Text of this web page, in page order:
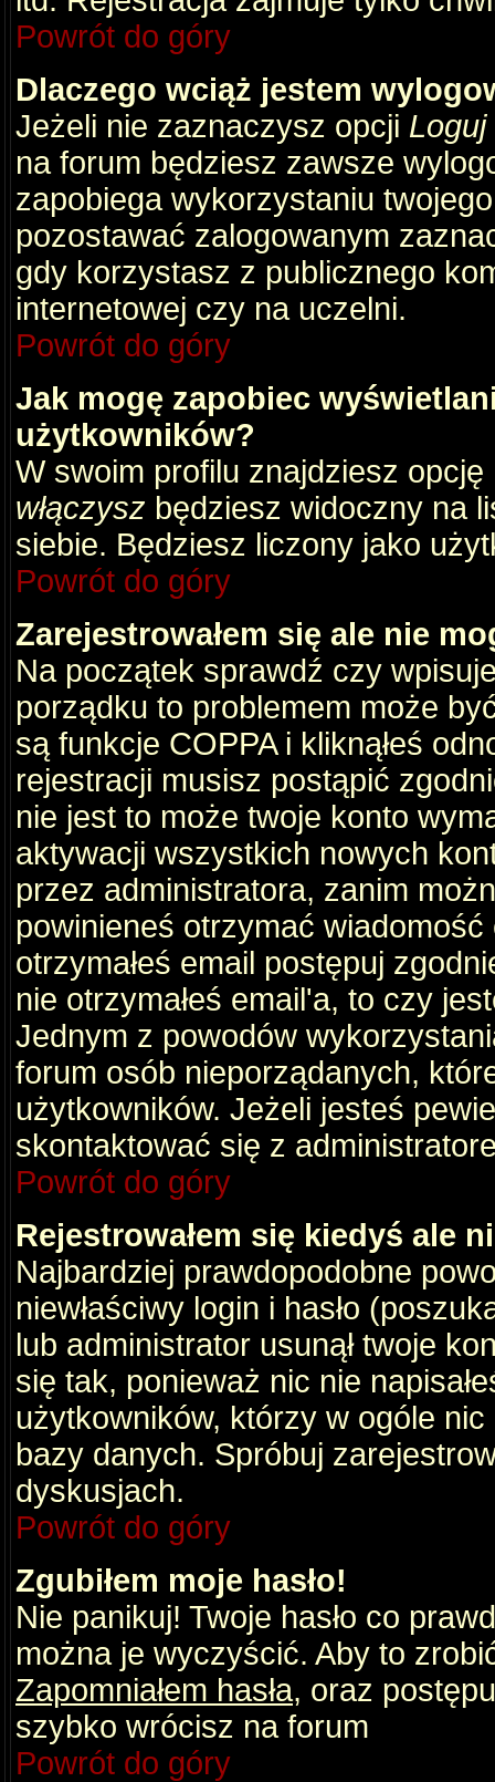
Powrót do góry
Dlaczego wciąż jestem
Jeżeli nie zaznaczysz opcji
na forum będziesz zawsze
zapobiega wykorzystaniu
pozostawać zalogowanym
gdy korzystasz z publicznego
internetowej czy na uczelni.
Powrót do góry
Jak mogę zapobiec
użytkowników?
W swoim profilu znajdziesz opcję
włączysz będziesz widoczny na
siebie. Będziesz liczony jako
Powrót do góry
Zarejestrowałem się ale nie
Na początek sprawdź czy
porządku to problemem może
są funkcje COPPA i kliknąłeś
rejestracji musisz postąpić
nie jest to może twoje konto
aktywacji wszystkich nowych
przez administratora, zanim
powinieneś otrzymać
otrzymałeś email postępuj
nie otrzymałeś email'a, to czy
Jednym z powodów
forum osób nieporządanych,
użytkowników. Jeżeli jesteś
skontaktować się z
Powrót do góry
Rejestrowałem się kiedyś ale
Najbardziej prawdopodobne
niewłaściwy login i hasło
lub administrator usunął twoje
się tak, ponieważ nic nie
użytkowników, którzy w ogóle
bazy danych. Spróbuj
dyskusjach.
Powrót do góry
Zgubiłem moje hasło!
Nie panikuj! Twoje hasło co
można je wyczyścić. Aby to
Zapomniałem hasła, oraz
szybko wrócisz na forum
Powrót do góry